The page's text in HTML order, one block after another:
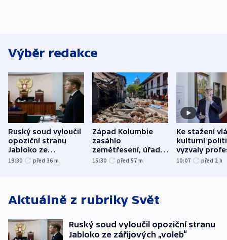
Výběr redakce
Ruský soud vyloučil
opoziční stranu
Jabloko ze
zářijových „voleb“
19:30 před 36 m
Západ Kolumbie
zasáhlo
zemětřesení, úřady
hlásí přes sto obětí
15:30 před 57 m
Ke stažení
kulturní
vyzvaly
organizace,
10:07 před 2 h
Aktuálně z rubriky Svět
Ruský soud vyloučil opoziční stranu
Jabloko ze zářijových „voleb“